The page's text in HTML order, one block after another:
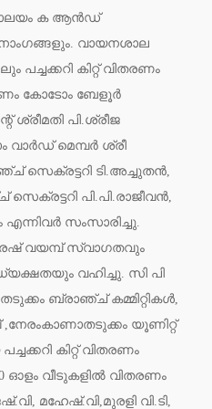
ക ആന്‍ഡ്
വായനശാല
പച്ചക്കറി കിറ്റ് വിതരണം
കോടോം ബേളൂര്‍
പി.ശ്രീജ
വാര്‍ഡ് മെമ്പര്‍ ശ്രീ
സെക്രട്ടറി ടി.അച്ചുതന്‍,
പി.പി.രാജീവന്‍,
സംസാരിച്ചു.
വയമ്പ് സ്വാഗതവും
വഹിച്ചു. സി പി
ബ്രാഞ്ച് കമ്മിറ്റികള്‍,
,നേരംകാണാതടുക്കം യൂണിറ്റ്
കിറ്റ് വിതരണം
ഓളം വീടുകളില്‍ വിതരണം
മഹേഷ്.വി,മുരളി വി.ടി,